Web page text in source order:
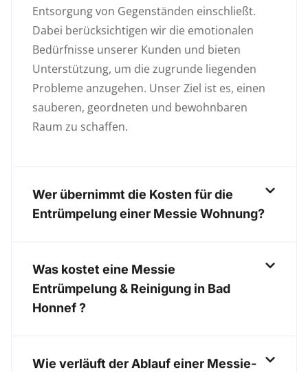
Entsorgung von Gegenständen einschließt.
Dabei berücksichtigen wir die emotionalen
Bedürfnisse unserer Kunden und bieten
Unterstützung, um die zugrunde liegenden
Probleme anzugehen. Unser Ziel ist es, einen
sauberen, geordneten und bewohnbaren
Raum zu schaffen.
Wer übernimmt die Kosten für die
Entrümpelung einer Messie Wohnung?
Was kostet eine Messie
Entrümpelung & Reinigung in Bad
Honnef ?
Wie verläuft der Ablauf einer Messie-